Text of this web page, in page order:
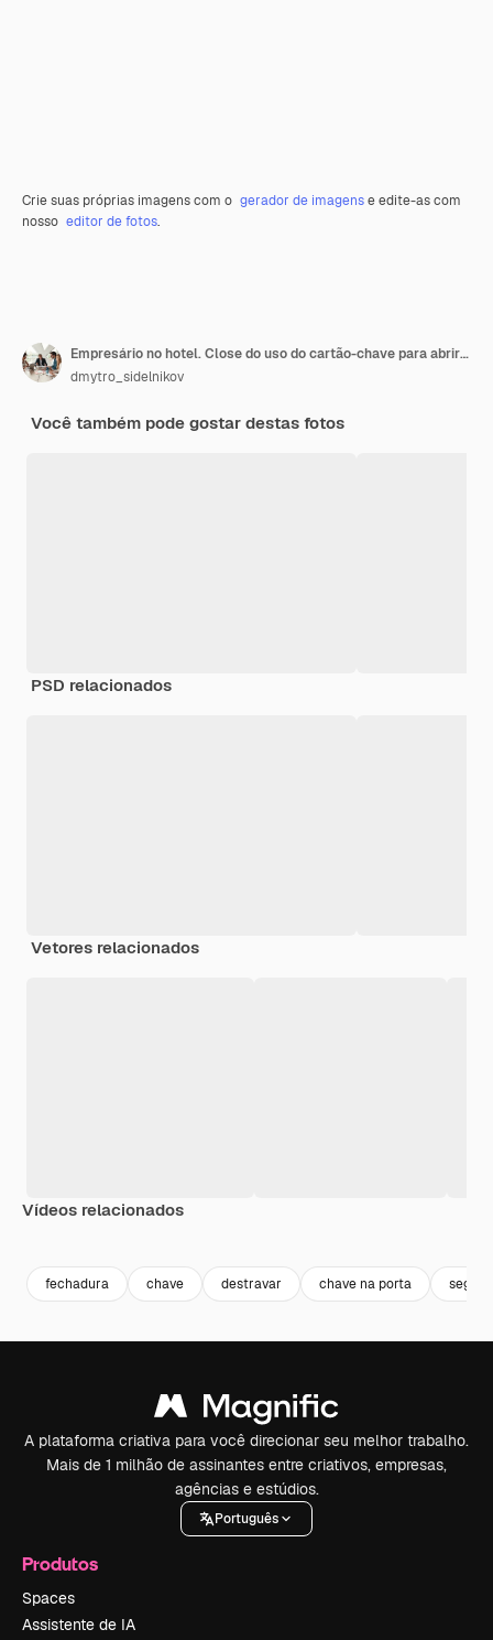
Crie suas próprias imagens com o gerador de imagense edite-as com
nosso editor de fotos.
Empresário no hotel. Close do uso do cartão-chave para abrir a porta ou escanear a porta aberta do cartão-chave por acaso
dmytro_sidelnikov
Você também pode gostar destas fotos
PSD relacionados
Vetores relacionados
Vídeos relacionados
fechadura chave destravar chave na porta seguro
A plataforma criativa para você direcionar seu melhor trabalho.
Mais de 1 milhão de assinantes entre criativos, empresas,
agências e estúdios.
Português
Produtos
Spaces
Assistente de IA